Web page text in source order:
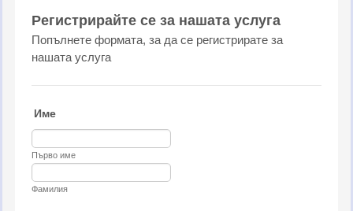
Шаблони за форми
Регистрационни форми
7 шаблони